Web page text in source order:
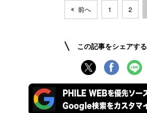
前へ 1 2
この記事をシェアする